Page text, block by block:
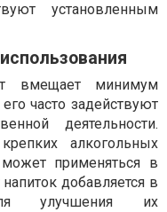
установленным
вмещает минимум
часто задействуют
деятельности.
алкогольных
применяться в
добавляется в
улучшения их